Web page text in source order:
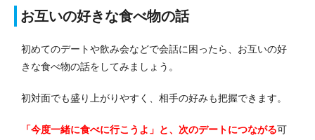
お互いの好きな食べ物の話
初めてのデートや飲み会などで会話に困ったら、お互いの好
きな食べ物の話をしてみましょう。
初対面でも盛り上がりやすく、相手の好みも把握できます。
「今度一緒に食べに行こうよ」と、次のデートにつながる可